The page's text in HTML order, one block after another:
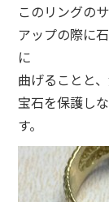
このリングの
アップの際に
に
曲げることと
宝石を保護し
す。